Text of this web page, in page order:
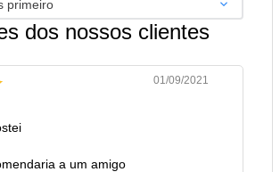
primeiro
dos nossos clientes
01/09/2021
a um amigo